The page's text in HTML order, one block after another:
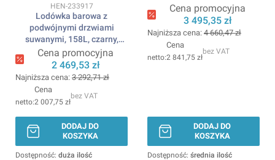
Kod produktu
HEN-233917
Lodówka barowa z
podwójnymi drzwiami
suwanymi, 158L, czarny,
220-240V/160W,
900x520x(H)865mm ARKTIC
Cena promocyjna
2 469,53 zł
Najniższa cena: 3 292,71 zł
Cena
2 007,75 zł
bez VAT
DODAJ DO
KOSZYKA
Dostępność: duża ilość
220-240V/160W,
1350x520x(H)865mm
ARKTIC
Cena promocyjna
3 495,35 zł
Najniższa cena: 4 660,47 zł
Cena
2 841,75 zł
bez VAT
DODAJ DO
KOSZYKA
Dostępność: średnia ilość